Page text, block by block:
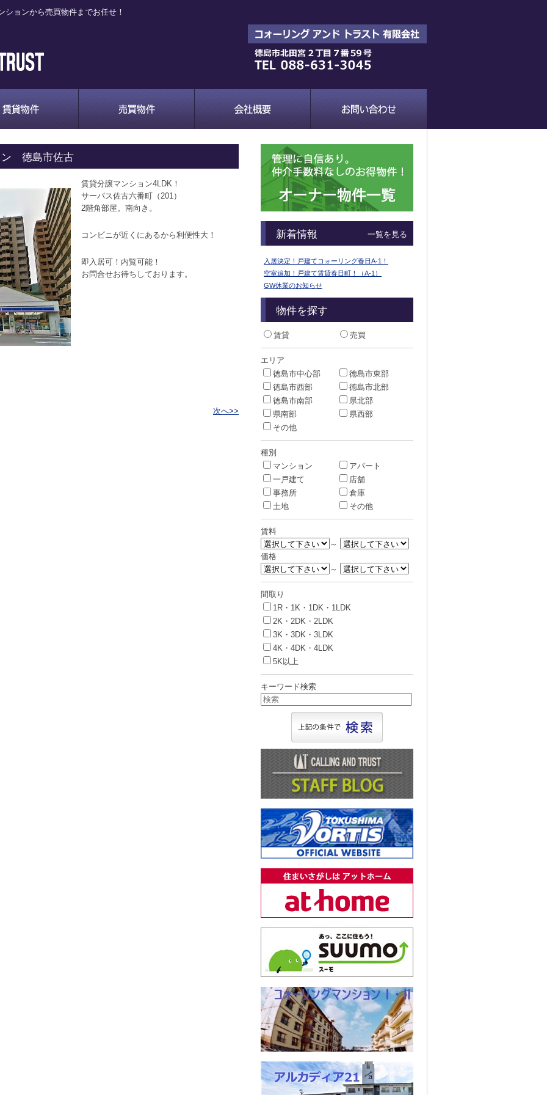
ョンから売買物件までお任せ！
ン 徳島市佐古
賃貸分譲マンション4LDK！
サーパス佐古六番町（201）
2階角部屋。南向き。
コンビニが近くにあるから利便性大！
即入居可！内覧可能！
お問合せお待ちしております。
次へ>>
新着情報 一覧を見る
入居決定！戸建てコォーリング春日A-1！
空室追加！戸建て賃貸春日町！（A-1）
GW休業のお知らせ
物件を探す
賃貸 売買
エリア
徳島市中心部
徳島市東部
徳島市西部
徳島市北部
徳島市南部
県北部
県南部
県西部
その他
種別
マンション
アパート
一戸建て
店舗
事務所
倉庫
土地
その他
賃料
～
価格
～
間取り
1R・1K・1DK・1LDK
2K・2DK・2LDK
3K・3DK・3LDK
4K・4DK・4LDK
5K以上
キーワード検索